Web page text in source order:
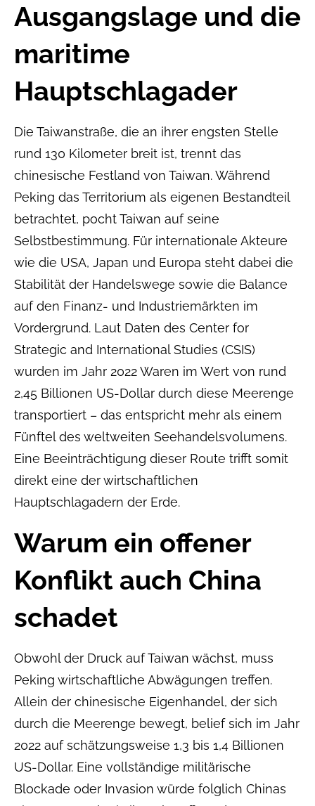
Ausgangslage und die
maritime
Hauptschlagader
Die Taiwanstraße, die an ihrer engsten Stelle
rund 130 Kilometer breit ist, trennt das
chinesische Festland von Taiwan. Während
Peking das Territorium als eigenen Bestandteil
betrachtet, pocht Taiwan auf seine
Selbstbestimmung. Für internationale Akteure
wie die USA, Japan und Europa steht dabei die
Stabilität der Handelswege sowie die Balance
auf den Finanz- und Industriemärkten im
Vordergrund. Laut Daten des Center for
Strategic and International Studies (CSIS)
wurden im Jahr 2022 Waren im Wert von rund
2,45 Billionen US-Dollar durch diese Meerenge
transportiert – das entspricht mehr als einem
Fünftel des weltweiten Seehandelsvolumens.
Eine Beeinträchtigung dieser Route trifft somit
direkt eine der wirtschaftlichen
Hauptschlagadern der Erde.
Warum ein offener
Konflikt auch China
schadet
Obwohl der Druck auf Taiwan wächst, muss
Peking wirtschaftliche Abwägungen treffen.
Allein der chinesische Eigenhandel, der sich
durch die Meerenge bewegt, belief sich im Jahr
2022 auf schätzungsweise 1,3 bis 1,4 Billionen
US-Dollar. Eine vollständige militärische
Blockade oder Invasion würde folglich Chinas